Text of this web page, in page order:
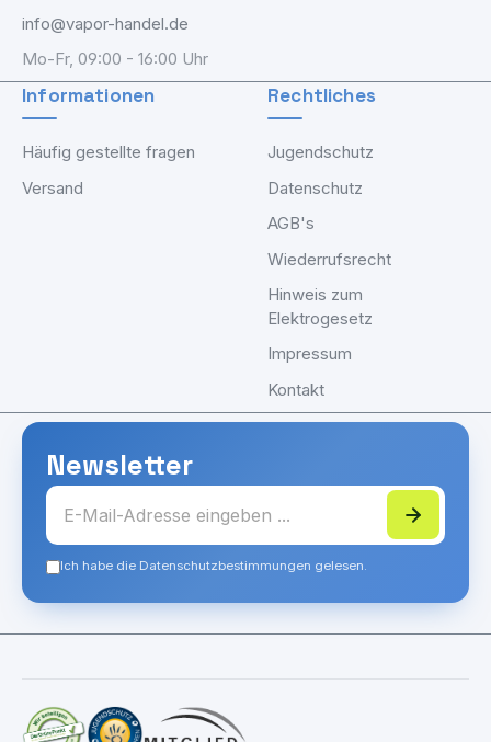
info@vapor-handel.de
Mo-Fr, 09:00 - 16:00 Uhr
Informationen
Häufig gestellte fragen
Versand
Rechtliches
Jugendschutz
Datenschutz
AGB's
Wiederrufsrecht
Hinweis zum
Elektrogesetz
Impressum
Kontakt
Newsletter
Ich habe die Datenschutzbestimmungen gelesen.